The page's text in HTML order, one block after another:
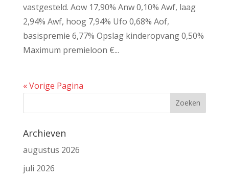
vastgesteld. Aow 17,90% Anw 0,10% Awf, laag
2,94% Awf, hoog 7,94% Ufo 0,68% Aof,
basispremie 6,77% Opslag kinderopvang 0,50%
Maximum premieloon €...
« Vorige Pagina
Archieven
augustus 2026
juli 2026